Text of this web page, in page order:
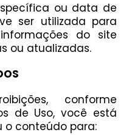
ou data de
ser utilizada para
do site
ou atualizadas.
conforme
de Uso, você está
o conteúdo para: